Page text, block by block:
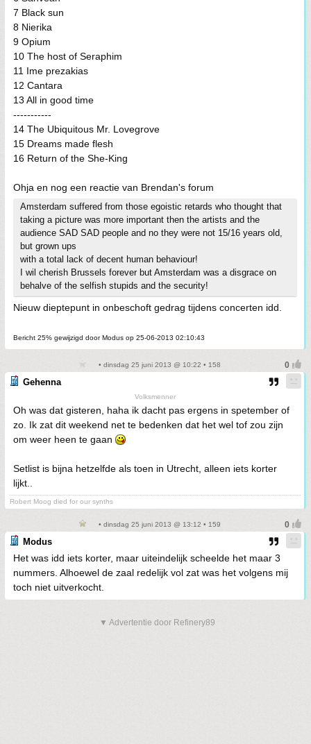
7 Black sun
8 Nierika
9 Opium
10 The host of Seraphim
11 Ime prezakias
12 Cantara
13 All in good time
-----------
14 The Ubiquitous Mr. Lovegrove
15 Dreams made flesh
16 Return of the She-King
Ohja en nog een reactie van Brendan's forum
Amsterdam suffered from those egoistic retards who thought that
taking a picture was more important then the artists and the
audience SAD SAD people and no they were not 15/16 years old,
but grown ups
with a total lack of decent human behaviour!
I wil cherish Brussels forever but Amsterdam was a disgrace on
behalve of the selfish stupids and the security!
Nieuw dieptepunt in onbeschoft gedrag tijdens concerten idd.
Bericht 25% gewijzigd door Modus op 25-06-2013 02:10:43
• dinsdag 25 juni 2013 @ 10:22 • 158
Gehenna
Volksmenner
Oh was dat gisteren, haha ik dacht pas ergens in spetember of
zo. Ik zat dit weekend net te bedenken dat het wel tof zou zijn
om weer heen te gaan
Setlist is bijna hetzelfde als toen in Utrecht, alleen iets korter
lijkt..
Robert Moog died for our synths
• dinsdag 25 juni 2013 @ 13:12 • 159
Modus
Het was idd iets korter, maar uiteindelijk scheelde het maar 3
nummers. Alhoewel de zaal redelijk vol zat was het volgens mij
toch niet uitverkocht.
▼ Advertentie door Refinery89